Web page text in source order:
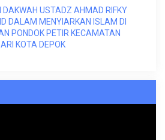
DAKWAH USTADZ AHMAD RIFKY
DALAM MENYIARKAN ISLAM DI
PONDOK PETIR KECAMATAN
KOTA DEPOK